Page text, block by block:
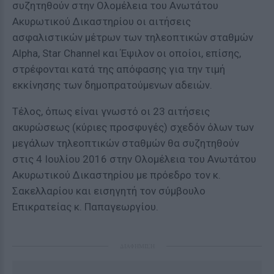
συζητηθούν στην Ολομέλεια του Ανωτάτου
Ακυρωτικού Δικαστηρίου οι αιτήσεις
ασφαλιστικών μέτρων των τηλεοπτικών σταθμών
Αlpha, Star Channel και Έψιλον οι οποίοι, επίσης,
στρέφονται κατά της απόφασης για την τιμή
εκκίνησης των δημοπρατούμενων αδειών.
Τέλος, όπως είναι γνωστό οι 23 αιτήσεις
ακυρώσεως (κύριες προσφυγές) σχεδόν όλων των
μεγάλων τηλεοπτικών σταθμών θα συζητηθούν
στις 4 Ιουλίου 2016 στην Ολομέλεια του Ανωτάτου
Ακυρωτικού Δικαστηρίου με πρόεδρο τον κ.
Σακελλαρίου και εισηγητή τον σύμβουλο
Επικρατείας κ. Παπαγεωργίου.